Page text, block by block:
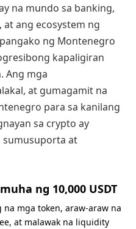
na mundo sa banking,
ang ecosystem ng
ng Montenegro
kapaligiran
Ang mga
at gumagamit na
para sa kanilang
sa crypto ay
sumusuporta at
ng 10,000 USDT
mga token, araw-araw na
at malawak na liquidity